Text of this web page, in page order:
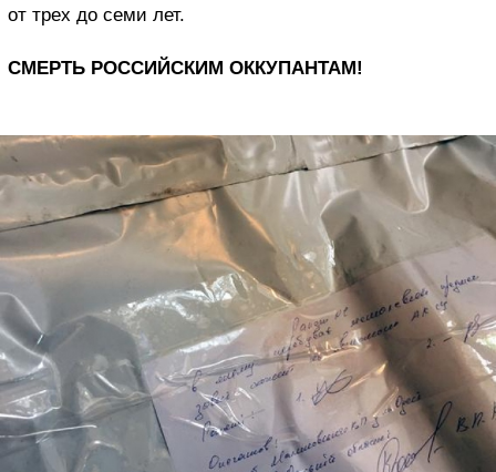
от трех до семи лет.
СМЕРТЬ РОССИЙСКИМ ОККУПАНТАМ!